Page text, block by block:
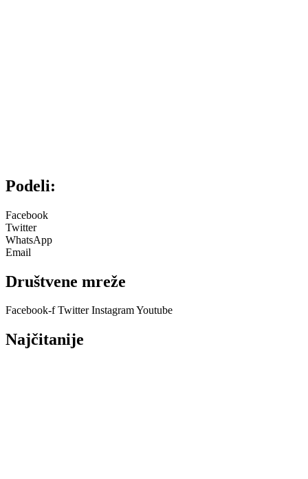
Podeli:
Facebook
Twitter
WhatsApp
Email
Društvene mreže
Facebook-f Twitter InstagramYoutube
Najčitanije